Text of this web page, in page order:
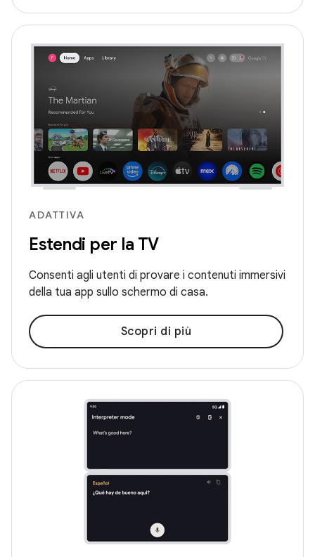
ADATTIVA
Estendi per la TV
Consenti agli utenti di provare i contenuti immersivi
della tua app sullo schermo di casa.
Scopri di più